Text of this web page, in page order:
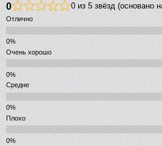
0 0 из 5 звёзд (основано
Отлично
Очень хорошо
Средне
Плохо